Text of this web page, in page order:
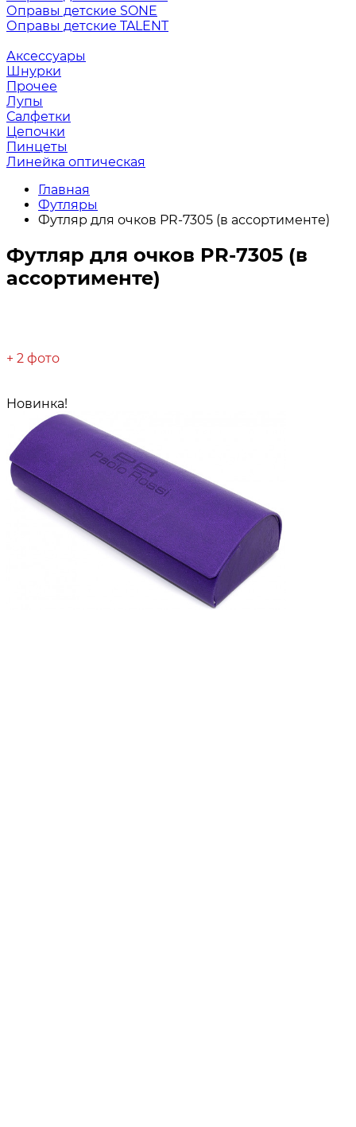
Оправы детские SONE
Оправы детские TALENT
Аксессуары
Шнурки
Прочее
Лупы
Салфетки
Цепочки
Пинцеты
Линейка оптическая
Главная
Футляры
Футляр для очков PR-7305 (в ассортименте)
Футляр для очков PR-7305 (в
ассортименте)
+ 2 фото
Новинка!